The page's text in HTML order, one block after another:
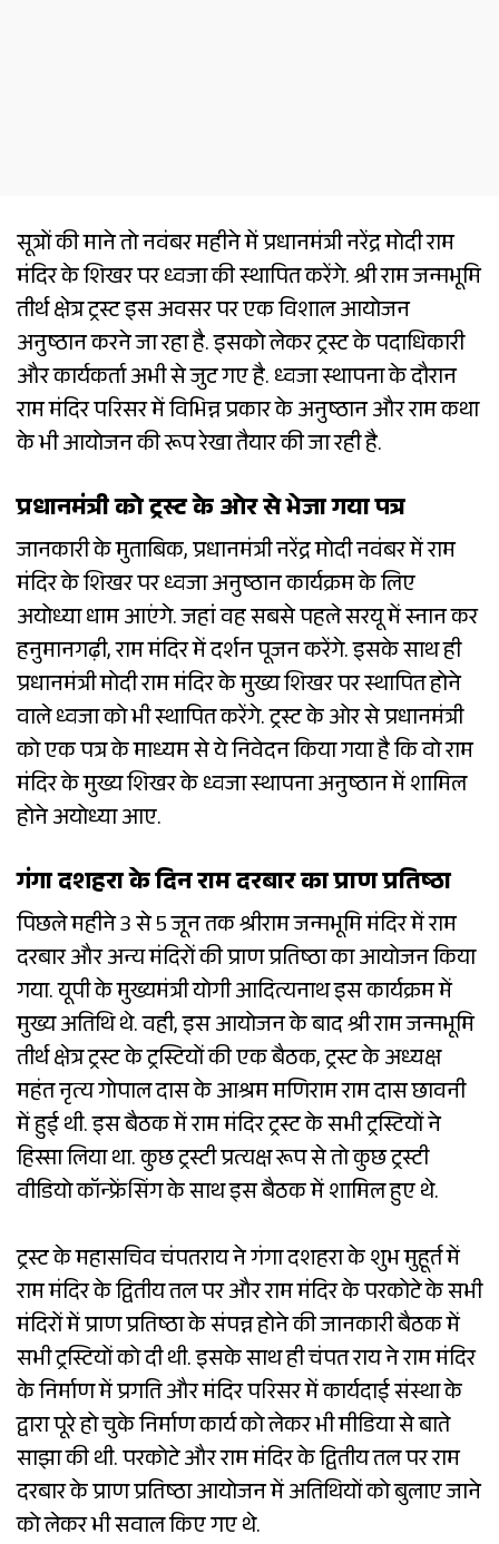
सूत्रों की माने तो नवंबर महीने में प्रधानमंत्री नरेंद्र मोदी राम
मंदिर के शिखर पर ध्वजा की स्थापित करेंगे. श्री राम जन्मभूमि
तीर्थ क्षेत्र ट्रस्ट इस अवसर पर एक विशाल आयोजन
अनुष्ठान करने जा रहा है. इसको लेकर ट्रस्ट के पदाधिकारी
और कार्यकर्ता अभी से जुट गए है. ध्वजा स्थापना के दौरान
राम मंदिर परिसर में विभिन्न प्रकार के अनुष्ठान और राम कथा
के भी आयोजन की रूप रेखा तैयार की जा रही है.
प्रधानमंत्री को ट्रस्ट के ओर से भेजा गया पत्र
जानकारी के मुताबिक, प्रधानमंत्री नरेंद्र मोदी नवंबर में राम
मंदिर के शिखर पर ध्वजा अनुष्ठान कार्यक्रम के लिए
अयोध्या धाम आएंगे. जहां वह सबसे पहले सरयू में स्नान कर
हनुमानगढ़ी, राम मंदिर में दर्शन पूजन करेंगे. इसके साथ ही
प्रधानमंत्री मोदी राम मंदिर के मुख्य शिखर पर स्थापित होने
वाले ध्वजा को भी स्थापित करेंगे. ट्रस्ट के ओर से प्रधानमंत्री
को एक पत्र के माध्यम से ये निवेदन किया गया है कि वो राम
मंदिर के मुख्य शिखर के ध्वजा स्थापना अनुष्ठान में शामिल
होने अयोध्या आए.
गंगा दशहरा के दिन राम दरबार का प्राण प्रतिष्ठा
पिछले महीने 3 से 5 जून तक श्रीराम जन्मभूमि मंदिर में राम
दरबार और अन्य मंदिरों की प्राण प्रतिष्ठा का आयोजन किया
गया. यूपी के मुख्यमंत्री योगी आदित्यनाथ इस कार्यक्रम में
मुख्य अतिथि थे. वही, इस आयोजन के बाद श्री राम जन्मभूमि
तीर्थ क्षेत्र ट्रस्ट के ट्रस्टियों की एक बैठक, ट्रस्ट के अध्यक्ष
महंत नृत्य गोपाल दास के आश्रम मणिराम राम दास छावनी
में हुई थी. इस बैठक में राम मंदिर ट्रस्ट के सभी ट्रस्टियों ने
हिस्सा लिया था. कुछ ट्रस्टी प्रत्यक्ष रूप से तो कुछ ट्रस्टी
वीडियो कॉन्फ्रेंसिंग के साथ इस बैठक में शामिल हुए थे.
ट्रस्ट के महासचिव चंपतराय ने गंगा दशहरा के शुभ मुहूर्त में
राम मंदिर के द्वितीय तल पर और राम मंदिर के परकोटे के सभी
मंदिरों में प्राण प्रतिष्ठा के संपन्न होने की जानकारी बैठक में
सभी ट्रस्टियों को दी थी. इसके साथ ही चंपत राय ने राम मंदिर
के निर्माण में प्रगति और मंदिर परिसर में कार्यदाई संस्था के
द्वारा पूरे हो चुके निर्माण कार्य को लेकर भी मीडिया से बाते
साझा की थी. परकोटे और राम मंदिर के द्वितीय तल पर राम
दरबार के प्राण प्रतिष्ठा आयोजन में अतिथियों को बुलाए जाने
को लेकर भी सवाल किए गए थे.